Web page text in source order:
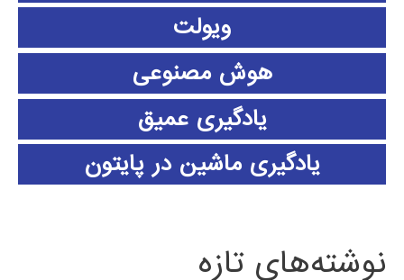
ویولت
هوش مصنوعی
یادگیری عمیق
یادگیری ماشین در پایتون
نوشته‌های تازه